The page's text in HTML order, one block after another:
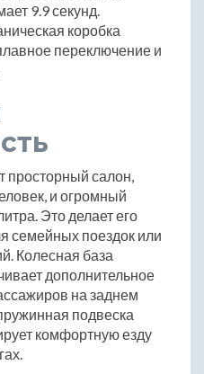
9.9 секунд.
коробка
переключение и
просторный салон,
и огромный
Это делает его
семейных поездок или
Колесная база
дополнительное
на заднем
подвеска
комфортную езду